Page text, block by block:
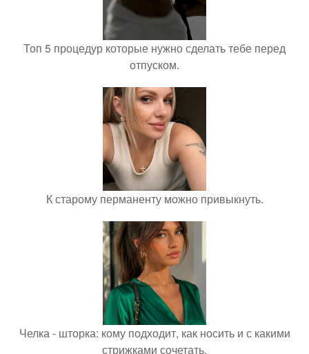
Топ 5 процедур которые нужно сделать тебе перед
отпуском.
К старому перманенту можно привыкнуть.
Челка - шторка: кому подходит, как носить и с какими
стрижками сочетать.